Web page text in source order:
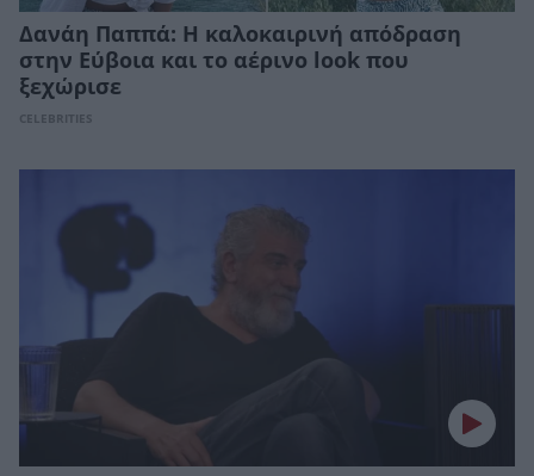
Δανάη Παππά: Η καλοκαιρινή απόδραση
στην Εύβοια και το αέρινο look που
ξεχώρισε
CELEBRITIES